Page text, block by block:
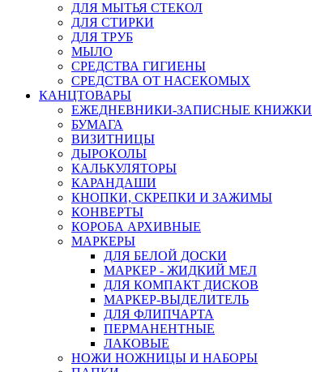
ДЛЯ МЫТЬЯ СТЕКОЛ
ДЛЯ СТИРКИ
ДЛЯ ТРУБ
МЫЛО
СРЕДСТВА ГИГИЕНЫ
СРЕДСТВА ОТ НАСЕКОМЫХ
КАНЦТОВАРЫ
ЕЖЕДНЕВНИКИ-ЗАПИСНЫЕ КНИЖКИ
БУМАГА
ВИЗИТНИЦЫ
ДЫРОКОЛЫ
КАЛЬКУЛЯТОРЫ
КАРАНДАШИ
КНОПКИ, СКРЕПКИ И ЗАЖИМЫ
КОНВЕРТЫ
КОРОБА АРХИВНЫЕ
МАРКЕРЫ
ДЛЯ БЕЛОЙ ДОСКИ
МАРКЕР - ЖИДКИЙ МЕЛ
ДЛЯ КОМПАКТ ДИСКОВ
МАРКЕР-ВЫДЕЛИТЕЛЬ
ДЛЯ ФЛИПЧАРТА
ПЕРМАНЕНТНЫЕ
ЛАКОВЫЕ
НОЖИ НОЖНИЦЫ И НАБОРЫ